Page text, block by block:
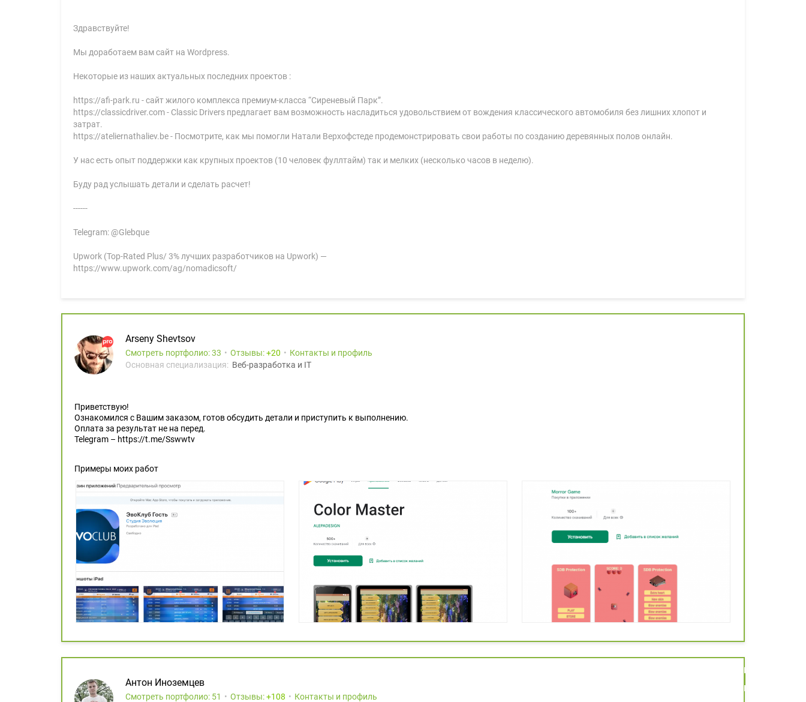
Здравствуйте!
Мы доработаем вам сайт на Wordpress.
Некоторые из наших актуальных последних проектов :
https://afi-park.ru - сайт жилого комплекса премиум-класса “Сиреневый Парк”.
https://classicdriver.com - Classic Drivers предлагает вам возможность насладиться удовольствием от вождения классического автомобиля без лишних хлопот и
затрат.
https://ateliernathaliev.be - Посмотрите, как мы помогли Натали Верхофстеде продемонстрировать свои работы по созданию деревянных полов онлайн.
У нас есть опыт поддержки как крупных проектов (10 человек фуллтайм) так и мелких (несколько часов в неделю).
Буду рад услышать детали и сделать расчет!
------
Telegram: @Glebque
Upwork (Top-Rated Plus/ 3% лучших разработчиков на Upwork) —
https://www.upwork.com/ag/nomadicsoft/
Arseny Shevtsov
Смотреть портфолио: 33 Отзывы: 20
Контакты и профиль
Основная специализация: Веб-разработка и IT
Приветствую!
Ознакомился с Вашим заказом, готов обсудить детали и приступить к выполнению.
Оплата за результат не на перед.
Telegram – https://t.me/Sswwtv
Примеры моих работ
Антон Иноземцев
Смотреть портфолио: 51 Отзывы: 108
Контакты и профиль